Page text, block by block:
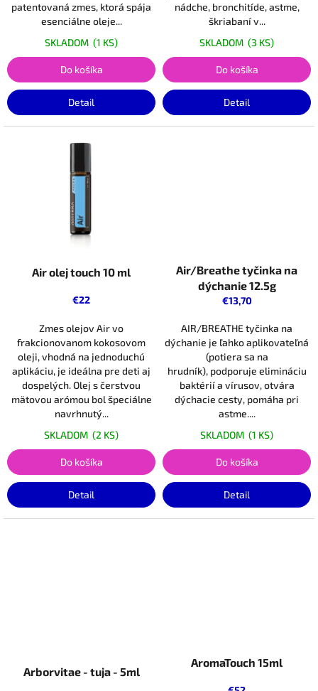
patentovaná zmes, ktorá spája
esenciálne oleje...
SKLADOM (1 KS)
Do košíka
Detail
nádche, bronchitíde, astme,
škriabaní v...
SKLADOM (3 KS)
Do košíka
Detail
Air olej touch 10 ml
€22
Zmes olejov Air vo
frakcionovanom kokosovom
oleji, vhodná na jednoduchú
aplikáciu, je ideálna pre deti aj
dospelých. Olej s čerstvou
mätovou arómou bol špeciálne
navrhnutý...
SKLADOM (2 KS)
Do košíka
Detail
Air/Breathe tyčinka na
dýchanie 12.5g
€13,70
AIR/BREATHE tyčinka na
dýchanie je ľahko aplikovateľná
(potiera sa na
hrudník), podporuje elimináciu
baktérií a vírusov, otvára
dýchacie cesty, pomáha pri
astme....
SKLADOM (1 KS)
Do košíka
Detail
Arborvitae - tuja - 5ml
AromaTouch 15ml